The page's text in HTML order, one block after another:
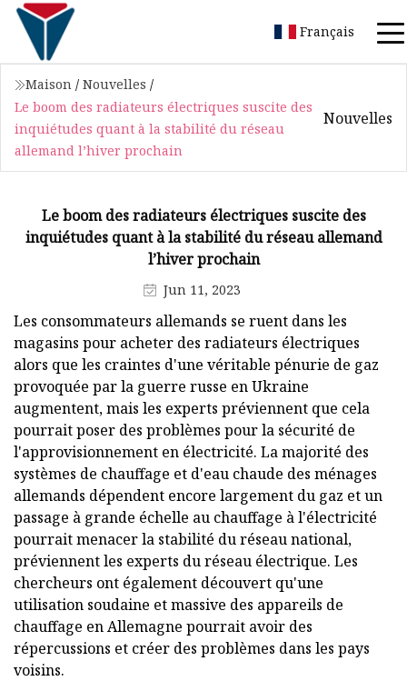
Français
Maison / Nouvelles /
Le boom des radiateurs électriques suscite des
inquiétudes quant à la stabilité du réseau
allemand l’hiver prochain
Nouvelles
Le boom des radiateurs électriques suscite des
inquiétudes quant à la stabilité du réseau allemand
l’hiver prochain
Jun 11, 2023
Les consommateurs allemands se ruent dans les
magasins pour acheter des radiateurs électriques
alors que les craintes d'une véritable pénurie de gaz
provoquée par la guerre russe en Ukraine
augmentent, mais les experts préviennent que cela
pourrait poser des problèmes pour la sécurité de
l'approvisionnement en électricité. La majorité des
systèmes de chauffage et d'eau chaude des ménages
allemands dépendent encore largement du gaz et un
passage à grande échelle au chauffage à l'électricité
pourrait menacer la stabilité du réseau national,
préviennent les experts du réseau électrique. Les
chercheurs ont également découvert qu'une
utilisation soudaine et massive des appareils de
chauffage en Allemagne pourrait avoir des
répercussions et créer des problèmes dans les pays
voisins.